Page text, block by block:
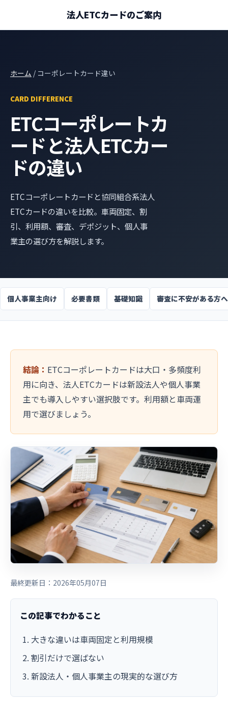
法人ETCカードのご案内
ホーム / コーポレートカード違い
CARD DIFFERENCE
ETCコーポレートカ
ードと法人ETCカー
ドの違い
ETCコーポレートカードと協同組合系法人
ETCカードの違いを比較。車両固定、割
引、利用額、審査、デポジット、個人事
業主の選び方を解説します。
個人事業主向け 必要書類 基礎知識 審査に不安がある方へ
結論： ETCコーポレートカードは大口・多頻度利
用に向き、法人ETCカードは新設法人や個人事業
主でも導入しやすい選択肢です。利用額と車両運
用で選びましょう。
最終更新日：2026年05月07日
この記事でわかること
大きな違いは車両固定と利用規模
割引だけで選ばない
新設法人・個人事業主の現実的な選び方